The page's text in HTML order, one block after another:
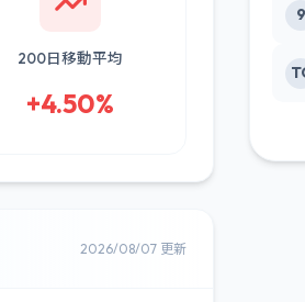
200日移動平均
+4.50%
2026/08/07 更新
9